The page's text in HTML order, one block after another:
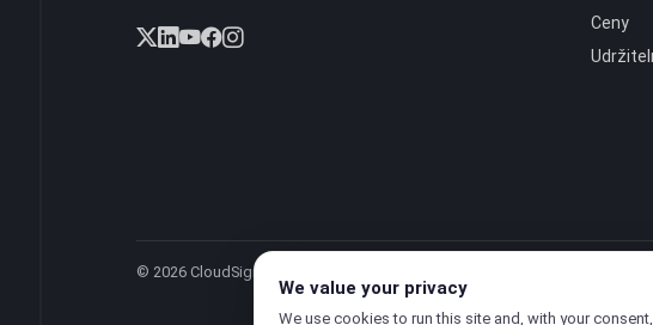
Ceny
© 2026 CloudSigma Holding AG.
We value your privacy
We use cookies to run this site and, with your